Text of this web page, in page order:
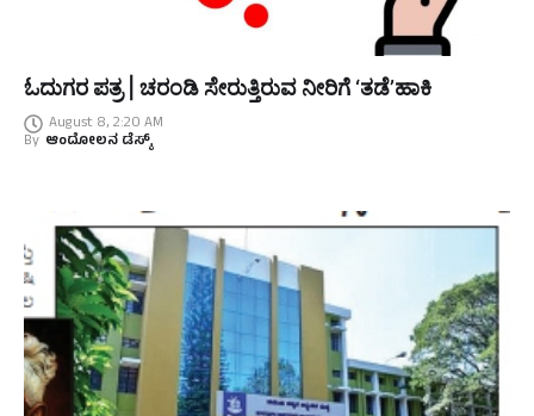
ಓದುಗರ ಪತ್ರ | ಚರಂಡಿ ಸೇರುತ್ತಿರುವ ನೀರಿಗೆ ‘ತಡೆ’ಹಾಕಿ
August 8, 2:20 AM
By ಆಂದೋಲನ ಡೆಸ್ಕ್